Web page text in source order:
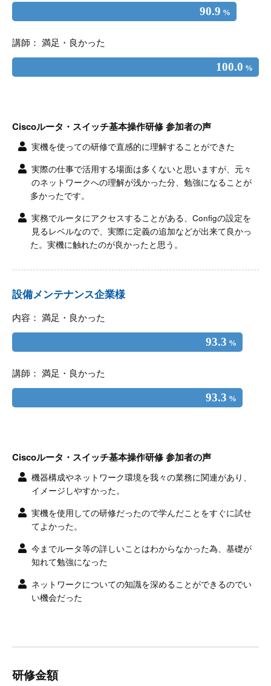
90.9 %
講師： 満足・良かった
100.0 %
Ciscoルータ・スイッチ基本操作研修 参加者の声
実機を使っての研修で直感的に理解することができた
実際の仕事で活用する場面は多くないと思いますが、元々
のネットワークへの理解が浅かった分、勉強になることが
多かったです。
実務でルータにアクセスすることがある、Configの設定を
見るレベルなので、実際に定義の追加などが出来て良かっ
た。実機に触れたのが良かったと思う。
設備メンテナンス企業様
内容： 満足・良かった
93.3 %
講師： 満足・良かった
93.3 %
Ciscoルータ・スイッチ基本操作研修 参加者の声
機器構成やネットワーク環境を我々の業務に関連があり、
イメージしやすかった。
実機を使用しての研修だったので学んだことをすぐに試せ
てよかった。
今までルータ等の詳しいことはわからなかった為、基礎が
知れて勉強になった
ネットワークについての知識を深めることができるのでい
い機会だった
研修金額